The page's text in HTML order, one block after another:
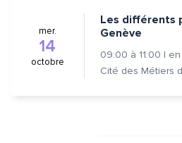
mer.
14
octobre
Les différents
Genève
09:00 à 11:00 |